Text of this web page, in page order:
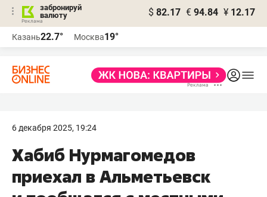
забронируй
валюту
$ 82.17 € 94.84 ¥ 12.17
Казань22.7° Москва19°
6 декабря 2025, 19:24
Хабиб Нурмагомедов
приехал в Альметьевск